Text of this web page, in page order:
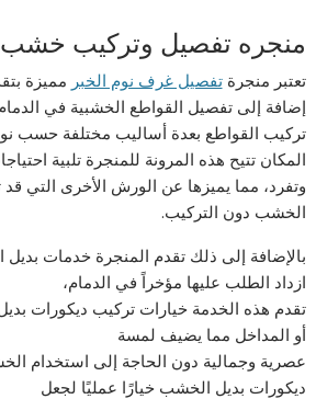
منجره تفصيل وتركيب خشب
تعتبر منجرةتفصيل غرف نوم الخبر مميزة
إضافة إلى تفصيل القواطع الخشبية في
تركيب القواطع بعدة أساليب مختلفة حسب
المكان تتيح هذه المرونة للمنجرة تلبية
وتفرد، مما يميزها عن الورش الأخرى التي
الخشب دون التركيب.
بالإضافة إلى ذلك تقدم المنجرة خدمات بديل
ازداد الطلب عليها مؤخراً في الدمام،
تقدم هذه الخدمة خيارات تركيب ديكورات
أو المداخل مما يضيف لمسة
عصرية وجمالية دون الحاجة إلى استخدام
ديكورات بديل الخشب خيارًا عمليًا لجعل